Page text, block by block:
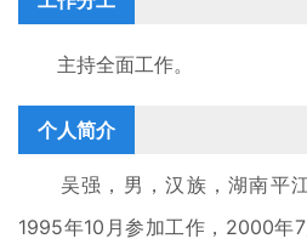
主持全面工作。
个人简介
吴强，男，汉族，湖南平江
1995年10月参加工作，2000年